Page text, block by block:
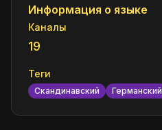
Информация о языке
Каналы
19
Теги
Скандинавский Германский